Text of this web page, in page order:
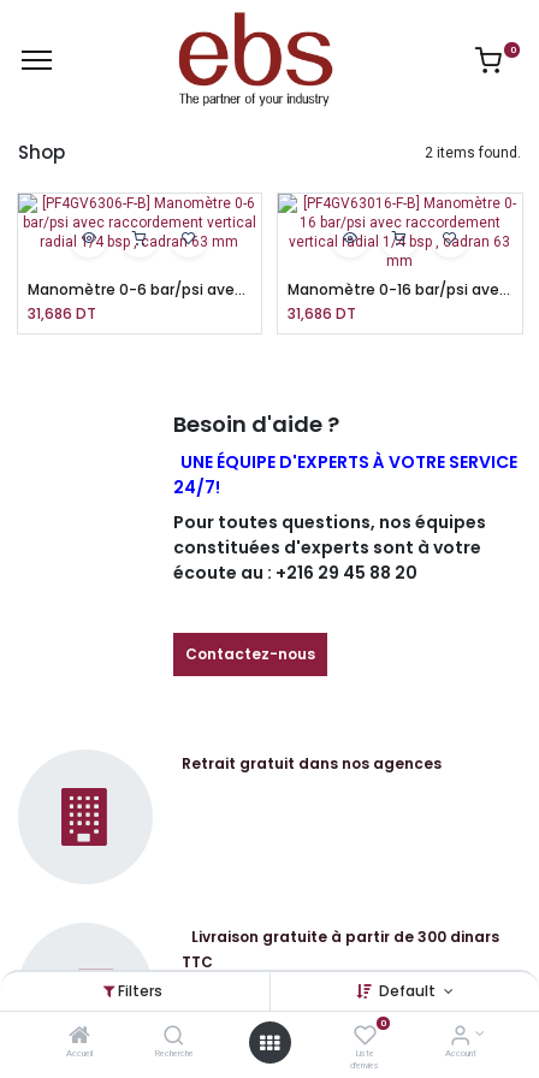
Filters Default
Accueil Recherche
0
Liste
d'envies
Account
0
Shop 2 items found.
Manomètre 0-6 bar/psi avec raccordement vertical radial 1/4 bsp , cadran 63 mm
31,686 DT
Manomètre 0-16 bar/psi avec raccordement vertical radial 1/4 bsp , cadran 63 mm
31,686 DT
Besoin d'aide ?
UNE ÉQUIPE D'EXPERTS À VOTRE SERVICE
24/7!
Pour toutes questions, nos équipes
constituées d'experts sont à votre
écoute au : +216 29 45 88 20
Contactez-nous
Retrait gratuit dans nos agences
Livraison gratuite à partir de 300 dinars
TTC